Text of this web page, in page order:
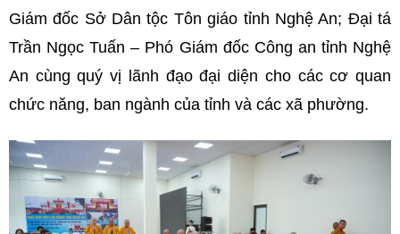
Giám đốc Sở Dân tộc Tôn giáo tỉnh Nghệ An; Đại tá
Trần Ngọc Tuấn – Phó Giám đốc Công an tỉnh Nghệ
An cùng quý vị lãnh đạo đại diện cho các cơ quan
chức năng, ban ngành của tỉnh và các xã phường.